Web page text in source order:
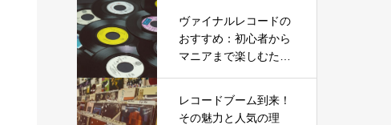
ヴァイナルレコードの
おすすめ：初心者から
マニアまで楽しむため
レコードブーム到来！
その魅力と人気の理